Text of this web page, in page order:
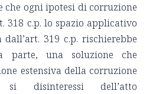
che ogni ipotesi di corruzione
318 c.p. lo spazio applicativo
319 c.p. rischierebbe
parte, una soluzione che
estensiva della corruzione
disinteressi dell’atto